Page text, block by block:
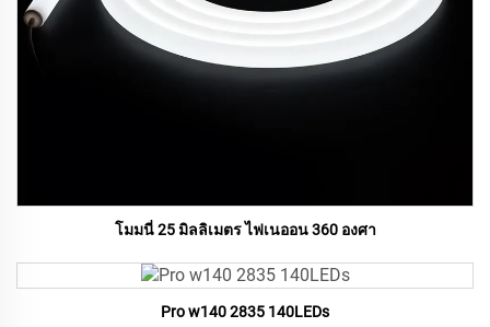
โมมนี่ 25 มิลลิเมตร ไฟเนออน 360 องศา
Pro w140 2835 140LEDs